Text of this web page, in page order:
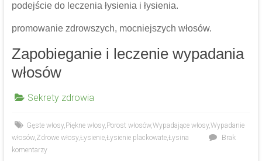
podejście do leczenia łysienia i łysienia.
promowanie zdrowszych, mocniejszych włosów.
Zapobieganie i leczenie wypadania
włosów
Sekrety zdrowia
Gęste włosy, Piękne włosy, Porost włosów,Wypadające włosy,Wypadanie
włosów,Zdrowe włosy,Łysienie,Łysienie plackowate,Łysina
Brak
komentarzy